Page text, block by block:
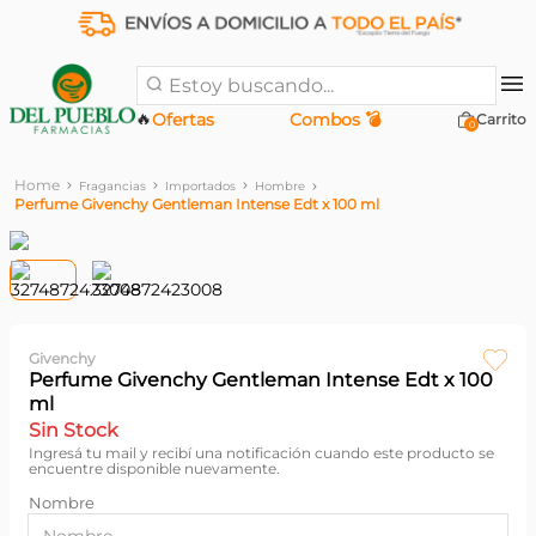
Estoy buscando...
Ofertas
🔥 Combos 💣 0
Fragancias Importados Hombre
Perfume Givenchy Gentleman Intense Edt x 100 ml
Givenchy
Perfume Givenchy Gentleman Intense Edt x 100
ml
Sin Stock